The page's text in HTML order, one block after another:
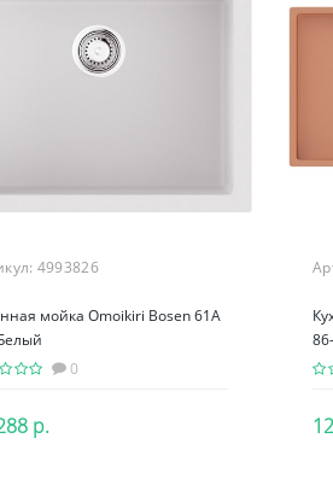
<
4993826
мойка Omoikiri Bosen 61A
0
р.